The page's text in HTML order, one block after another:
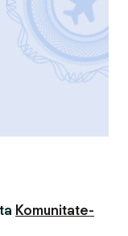
Komunitate-